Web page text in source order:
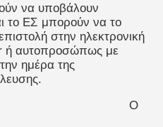
να υποβάλουν
το ΕΣ μπορούν να το
στην ηλεκτρονική
ή αυτοπροσώπως με
ημέρα της
Ο